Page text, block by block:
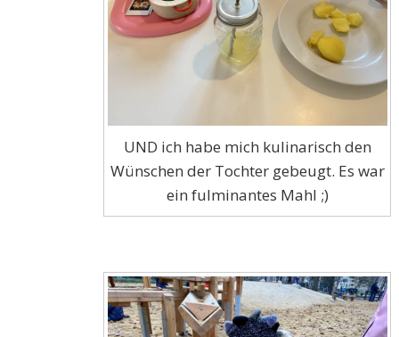
UND ich habe mich kulinarisch den
Wünschen der Tochter gebeugt. Es war
ein fulminantes Mahl ;)